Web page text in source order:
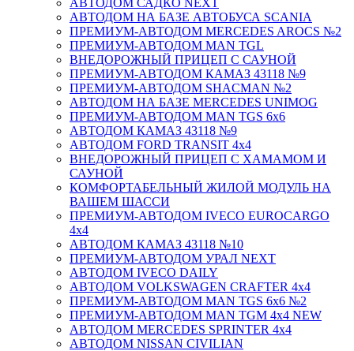
АВТОДОМ НА БАЗЕ АВТОБУСА SCANIA
ПРЕМИУМ-АВТОДОМ MERCEDES AROCS №2
ПРЕМИУМ-АВТОДОМ MAN TGL
ВНЕДОРОЖНЫЙ ПРИЦЕП С САУНОЙ
ПРЕМИУМ-АВТОДОМ КАМАЗ 43118 №9
ПРЕМИУМ-АВТОДОМ SHACMAN №2
АВТОДОМ НА БАЗЕ MERCEDES UNIMOG
ПРЕМИУМ-АВТОДОМ MAN TGS 6х6
АВТОДОМ КАМАЗ 43118 №9
АВТОДОМ FORD TRANSIT 4x4
ВНЕДОРОЖНЫЙ ПРИЦЕП С ХАМАМОМ И
САУНОЙ
КОМФОРТАБЕЛЬНЫЙ ЖИЛОЙ МОДУЛЬ НА
ВАШЕМ ШАССИ
ПРЕМИУМ-АВТОДОМ IVECO EUROCARGO
4х4
АВТОДОМ КАМАЗ 43118 №10
ПРЕМИУМ-АВТОДОМ УРАЛ NEXT
АВТОДОМ IVECO DAILY
АВТОДОМ VOLKSWAGEN CRAFTER 4х4
ПРЕМИУМ-АВТОДОМ MAN TGS 6х6 №2
ПРЕМИУМ-АВТОДОМ MAN TGM 4x4 NEW
АВТОДОМ MERCEDES SPRINTER 4x4
АВТОДОМ NISSAN CIVILIAN